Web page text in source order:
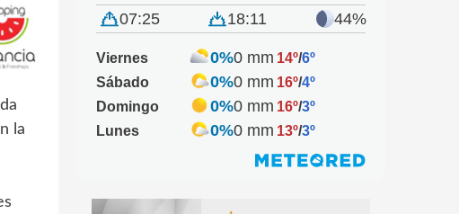
la
07:25 18:11 44%
Viernes 0%0 mm 14º/6º
Sábado
0%0 mm 16º/4º
Domingo
0%0 mm 16º/3º
Lunes
0%0 mm 13º/3º